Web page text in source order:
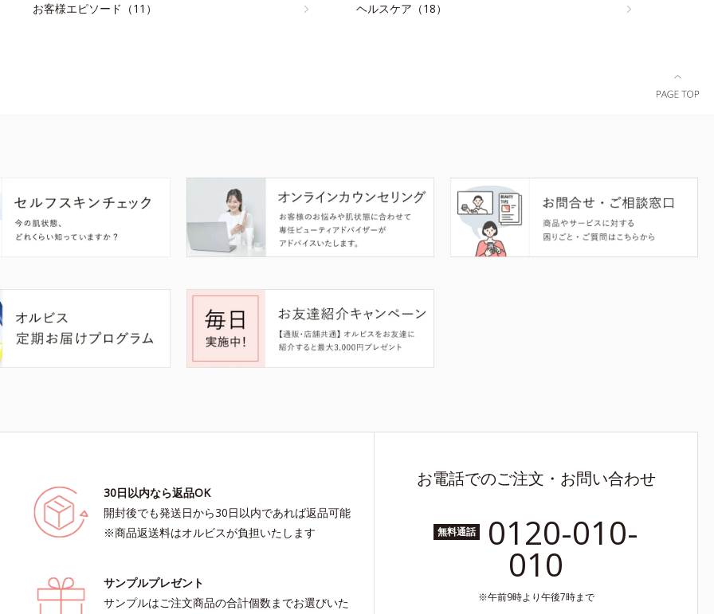
お客様エピソード（11） ヘルスケア（18）
30日以内なら返品OK
開封後でも発送日から30日以内であれば返品可能
※商品返送料はオルビスが負担いたします
サンプルプレゼント
サンプルはご注文商品の合計個数までお選びいた
お電話でのご注文・お問い合わせ
無料通話 0120-010-
010
午前9時より午後7時まで